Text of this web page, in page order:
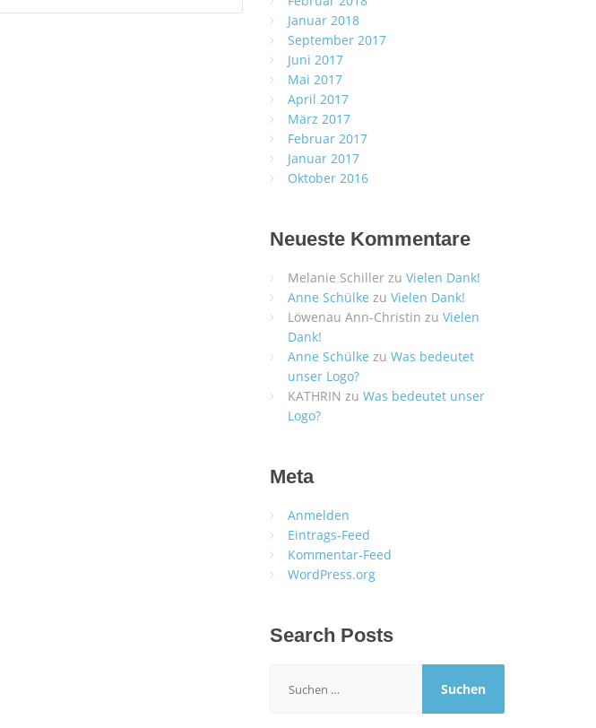
Januar 2018
September 2017
Juni 2017
Mai 2017
April 2017
März 2017
Februar 2017
Januar 2017
Oktober 2016
Neueste Kommentare
Melanie Schillerzu Vielen Dank!
Anne Schülke zu Vielen Dank!
Löwenau Ann-Christin zu Vielen
Dank!
Anne Schülke zu Was bedeutet
unser Logo?
KATHRIN zu Was bedeutet unser
Logo?
Meta
Anmelden
Eintrags-Feed
Kommentar-Feed
WordPress.org
Search Posts
nach: